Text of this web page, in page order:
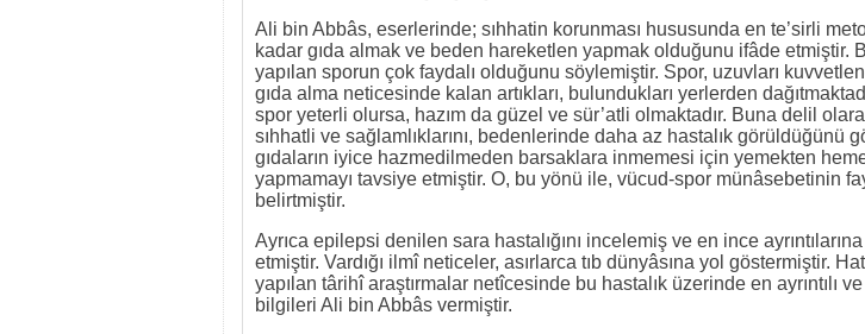
Ali bin Abbâs, eserlerinde; sıhhatin korunması hususunda en te’sirli
kadar gıda almak ve beden hareketlen yapmak olduğunu ifâde etmiştir.
yapılan sporun çok faydalı olduğunu söylemiştir. Spor, uzuvları
gıda alma neticesinde kalan artıkları, bulundukları yerlerden
spor yeterli olursa, hazım da güzel ve sür’atli olmaktadır. Buna delil
sıhhatli ve sağlamlıklarını, bedenlerinde daha az hastalık görüldüğünü
gıdaların iyice hazmedilmeden barsaklara inmemesi için yemekten
yapmamayı tavsiye etmiştir. O, bu yönü ile, vücud-spor münâsebetinin
belirtmiştir.
Ayrıca epilepsi denilen sara hastalığını incelemiş ve en ince
etmiştir. Vardığı ilmî neticeler, asırlarca tıb dünyâsına yol göstermiştir.
yapılan târihî araştırmalar netîcesinde bu hastalık üzerinde en ayrıntılı
bilgileri Ali bin Abbâs vermiştir.